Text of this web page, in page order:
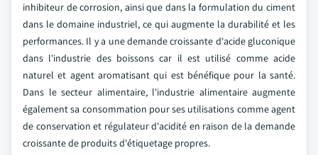
inhibiteur de corrosion, ainsi que dans la formulation du ciment
dans le domaine industriel, ce qui augmente la durabilité et les
performances. Il y a une demande croissante d'acide gluconique
dans l'industrie des boissons car il est utilisé comme acide
naturel et agent aromatisant qui est bénéfique pour la santé.
Dans le secteur alimentaire, l'industrie alimentaire augmente
également sa consommation pour ses utilisations comme agent
de conservation et régulateur d'acidité en raison de la demande
croissante de produits d'étiquetage propres.